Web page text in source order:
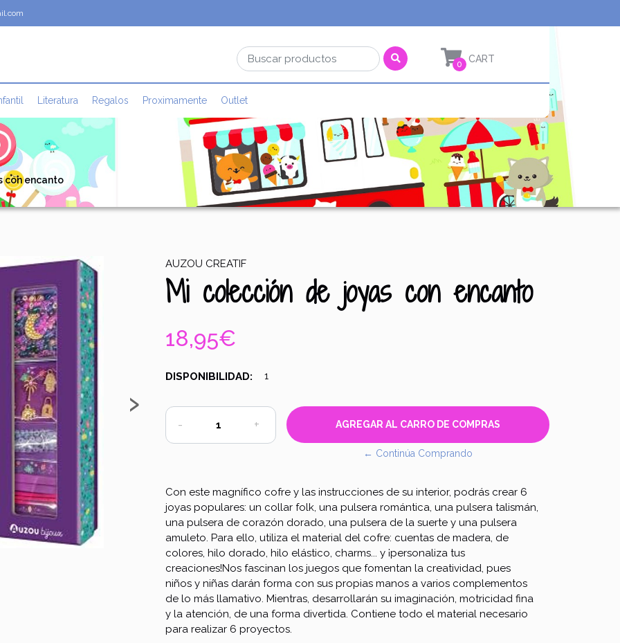
0
Literatura Regalos Proximamente Outlet
con encanto
›
AUZOU CREATIF
Mi colección de joyas con encanto
18,95€
DISPONIBILIDAD: 1
- +
← Continúa Comprando
Con este magnífico cofre y las instrucciones de su interior, podrás crear 6
joyas populares: un collar folk, una pulsera romántica, una pulsera talismán,
una pulsera de corazón dorado, una pulsera de la suerte y una pulsera
amuleto. Para ello, utiliza el material del cofre: cuentas de madera, de
colores, hilo dorado, hilo elástico, charms... y ¡personaliza tus
creaciones!Nos fascinan los juegos que fomentan la creatividad, pues
niños y niñas darán forma con sus propias manos a varios complementos
de lo más llamativo. Mientras, desarrollarán su imaginación, motricidad fina
y la atención, de una forma divertida. Contiene todo el material necesario
para realizar 6 proyectos.